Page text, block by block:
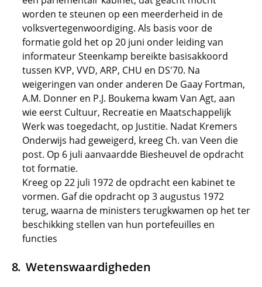
worden te steunen op een meerderheid in de
volksvertegenwoordiging. Als basis voor de
formatie gold het op 20 juni onder leiding van
informateur Steenkamp bereikte basisakkoord
tussen KVP, VVD, ARP, CHU en DS'70. Na
weigeringen van onder anderen De Gaay Fortman,
A.M. Donner en P.J. Boukema kwam Van Agt, aan
wie eerst Cultuur, Recreatie en Maatschappelijk
Werk was toegedacht, op Justitie. Nadat Kremers
Onderwijs had geweigerd, kreeg Ch. van Veen die
post. Op 6 juli aanvaardde Biesheuvel de opdracht
tot formatie.
Kreeg op 22 juli 1972 de opdracht een kabinet te
vormen. Gaf die opdracht op 3 augustus 1972
terug, waarna de ministers terugkwamen op het ter
beschikking stellen van hun portefeuilles en
functies
Wetenswaardigheden